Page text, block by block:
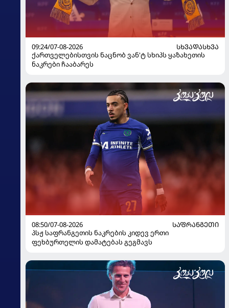
09:24/07-08-2026
ᲡᲮᲕᲐᲓᲐᲡᲮᲕᲐ
ქართველებისთვის ნაცნობ ვან'ტ სხიპს ყაზახეთის
ნაკრები ჩააბარეს
08:50/07-08-2026
ᲡᲐᲤᲠᲐᲜᲒᲔᲗᲘ
პსჟ საფრანგეთის ნაკრების კიდევ ერთი
ფეხბურთელის დამატებას გეგმავს